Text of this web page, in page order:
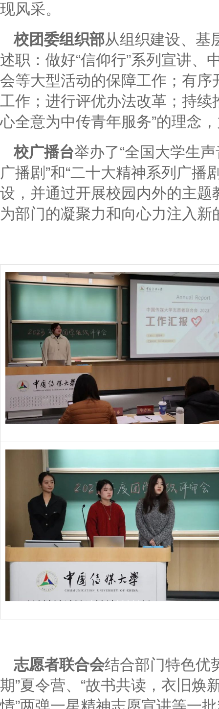
现风采。
校团委组织部从组织建设、基
述职：做好“信仰行”系列宣讲
会等大型活动的保障工作；有
工作；进行评优办法改革；持续
心全意为中传青年服务”的理念
校广播台举办了“全国大学生
广播剧”和“二十大精神系列广播
设，并通过开展校园内外的主
为部门的凝聚力和向心力注入新
志愿者联合会结合部门特色优
期”夏令营、“故书共读，衣旧焕